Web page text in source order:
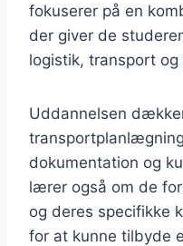
fokuserer på en
der giver de
logistik, transport og
Uddannelsen
dokumentation og
lærer også om de
og deres specifikke
for at kunne tilbyde